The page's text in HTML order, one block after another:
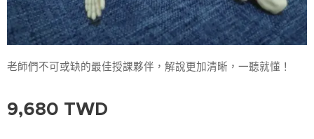
老師們不可或缺的最佳授課夥伴，解說更加清晰，一聽就懂！
9,680 TWD